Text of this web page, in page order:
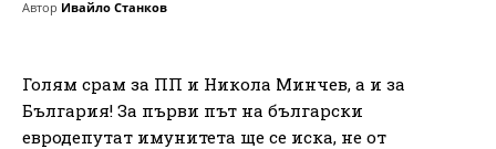
Автор Ивайло Станков
Голям срам за ПП и Никола Минчев, а и за
България! За първи път на български
евродепутат имунитета ще се иска, не от